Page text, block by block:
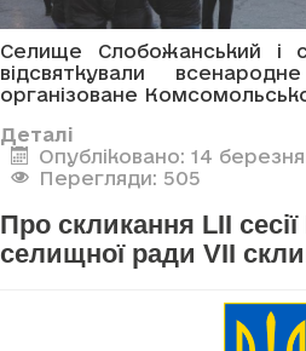
Селище Слобожанський і
відсвяткували
організоване
Деталі
Опубліковано: 14
Перегляди: 505
Про скликання LII
селищної ради VII